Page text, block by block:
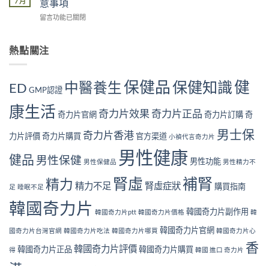
學
角
面
解
中
個？〉
症
狀
檢
｜
大
號
與
腎
法〉
回
購
的
證：
果
真
值
長
用
嗎？〉
中
意事項
在
服
用
片
身
體
嗎？
整
性
分
析
注
事
留言功能已關閉
熱點關注
ED GMP認證 中醫養生保健品保健知識健
康生活 奇力片官網 奇力片效果 奇力片正品 奇力片訂購奇
力片評價奇力片購買 奇力片香港 官方渠道 小禎代言奇力片 男士保
健品 男性保健 男性保健品 男性健康 男性功能 男性精力不
足 睡眠不足 精力 精力不足 腎虛 腎虛症狀補腎 購買指南
韓國奇力片 韓國奇力片ptt 韓國奇力片價格 韓國奇力片副作用 韓
國奇力片台灣官網 韓國奇力片吃法 韓國奇力片哪買 韓國奇力片官網 韓國奇力片心
得 韓國奇力片正品韓國奇力片評價韓國奇力片購買 韓國 進口 奇力片 香